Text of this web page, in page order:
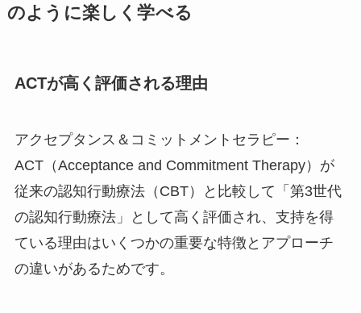
のように楽しく学べる
ACTが高く評価される理由
アクセプタンス＆コミットメントセラピー：
ACT（Acceptance and Commitment Therapy）が
従来の認知行動療法（CBT）と比較して「第3世代
の認知行動療法」として高く評価され、支持を得
ている理由はいくつかの重要な特徴とアプローチ
の違いがあるためです。